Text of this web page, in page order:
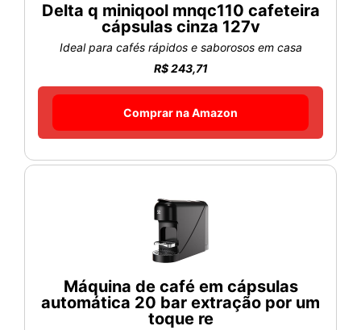
Delta q miniqool mnqc110 cafeteira
cápsulas cinza 127v
Ideal para cafés rápidos e saborosos em casa
R$ 243,71
Comprar na Amazon
Máquina de café em cápsulas
automática 20 bar extração por um
toque re